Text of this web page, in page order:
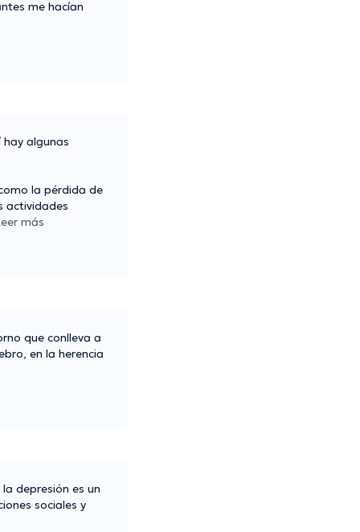
me hacían
algunas
la pérdida de
actividades
más
que conlleva a
en la herencia
depresión es un
sociales y